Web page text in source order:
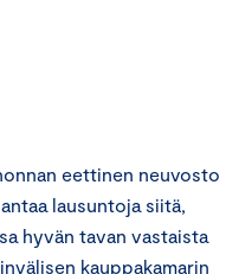
eettinen neuvosto
lausuntoja siitä,
hyvän tavan vastaista
kauppakamarin